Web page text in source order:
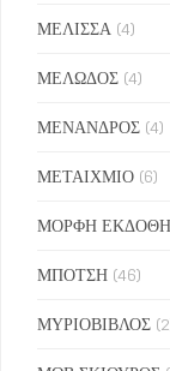
ΜΕΛΙΣΣΑ (4)
ΜΕΛΩΔΟΣ (4)
ΜΕΝΑΝΔΡΟΣ (4)
ΜΕΤΑΙΧΜΙΟ (6)
ΜΟΡΦΗ
ΜΠΟΤΣΗ (46)
ΜΥΡΙΟΒΙΒΛΟΣ